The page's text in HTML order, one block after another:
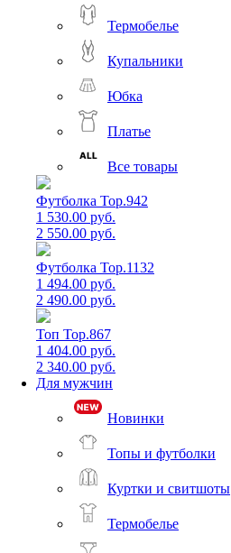
Термобелье
Купальники
Юбка
Платье
Все товары
Футболка Top.942
1 530.00 руб.
2 550.00 руб.
Футболка Top.1132
1 494.00 руб.
2 490.00 руб.
Топ Top.867
1 404.00 руб.
2 340.00 руб.
Для мужчин
Новинки
Топы и футболки
Куртки и свитшоты
Термобелье